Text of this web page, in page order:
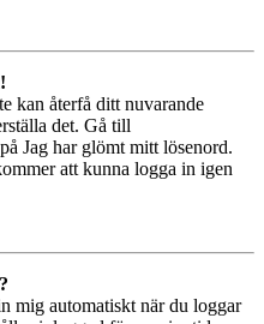
kan återfå ditt nuvarande
det. Gå till
Jag har glömt mitt lösenord.
att kunna logga in igen
mig automatiskt när du loggar